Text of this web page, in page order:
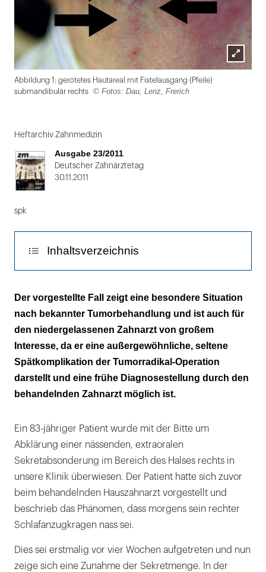
Lightbox
Abbildung 1: gerötetes Hautareal mit Fistelausgang (Pfeile)
submandibulär rechts
© Fotos: Dau, Lenz, Frerich
1
von
2
Heftarchiv Zahnmedizin
Ausgabe 23/2011
Deutscher Zahnärztetag
30.11.2011
spk
Inhaltsverzeichnis
Diskussion
Der vorgestellte Fall zeigt eine besondere Situation
nach bekannter Tumorbehandlung und ist auch für
den niedergelassenen Zahnarzt von großem
Interesse, da er eine außergewöhnliche, seltene
Spätkomplikation der Tumorradikal-Operation
darstellt und eine frühe Diagnosestellung durch den
behandelnden Zahnarzt möglich ist.
Ein 83-jähriger Patient wurde mit der Bitte um
Abklärung einer nässenden, extraoralen
Sekretabsonderung im Bereich des Halses rechts in
unsere Klinik überwiesen. Der Patient hatte sich zuvor
beim behandelnden Hauszahnarzt vorgestellt und
beschrieb das Phänomen, dass morgens sein rechter
Schlafanzugkragen nass sei.
Dies sei erstmalig vor vier Wochen aufgetreten und nun
zeige sich eine Zunahme der Sekretmenge. In der